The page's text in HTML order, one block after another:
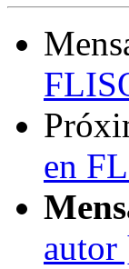
en
autor